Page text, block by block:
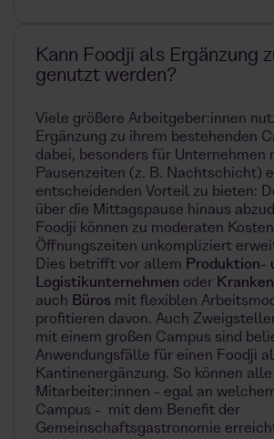
Kann Foodji als Ergänzung
genutzt werden?
Viele größere Arbeitgeber:innen
Ergänzung zu ihrem bestehenden
dabei, besonders für Unternehmen
Pausenzeiten (z. B. Nachtschicht)
entscheidenden Vorteil zu bieten:
über die Mittagspause hinaus
Foodji können zu moderaten
Öffnungszeiten unkompliziert
Dies betrifft vor allem Produktion-
Logistikunternehmen oder
auch Büros mit flexiblen
profitieren davon. Auch
mit einem großen Campus sind
Anwendungsfälle für einen Foodji
Kantinenergänzung. So können alle
Mitarbeiter:innen - egal an
Campus - mit dem Benefit der
Gemeinschaftsgastronomie